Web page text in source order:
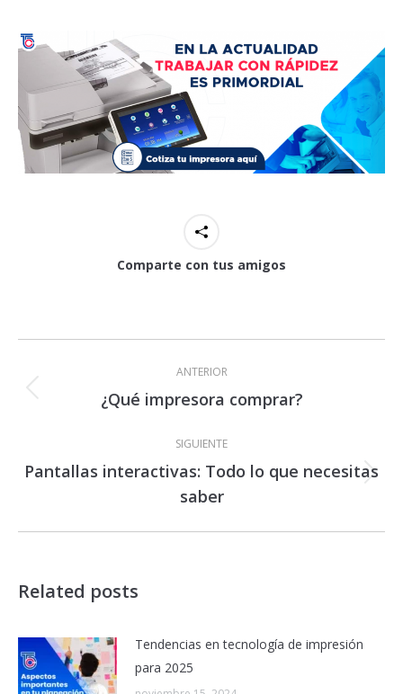
Comparte con tus amigos
Navegación
entre
publicaciones
ANTERIOR
Publicación
¿Qué impresora comprar?
SIGUIENTE
Publicación
siguiente:
Pantallas interactivas: Todo lo que necesitas
saber
Related posts
Tendencias en tecnología de impresión
para 2025